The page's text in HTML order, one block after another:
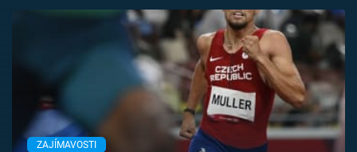
Témata
Pořady
TV Program
ZAJÍMAVOSTI